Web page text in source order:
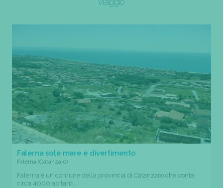
Falerna sole mare e divertimento
Falerna (Catanzaro)
Falerna è un comune della provincia di Catanzaro che conta
circa 4000 abitanti....